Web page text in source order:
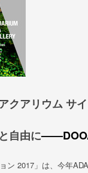
クアリウム サ
自由に
ン 2017」は、今年